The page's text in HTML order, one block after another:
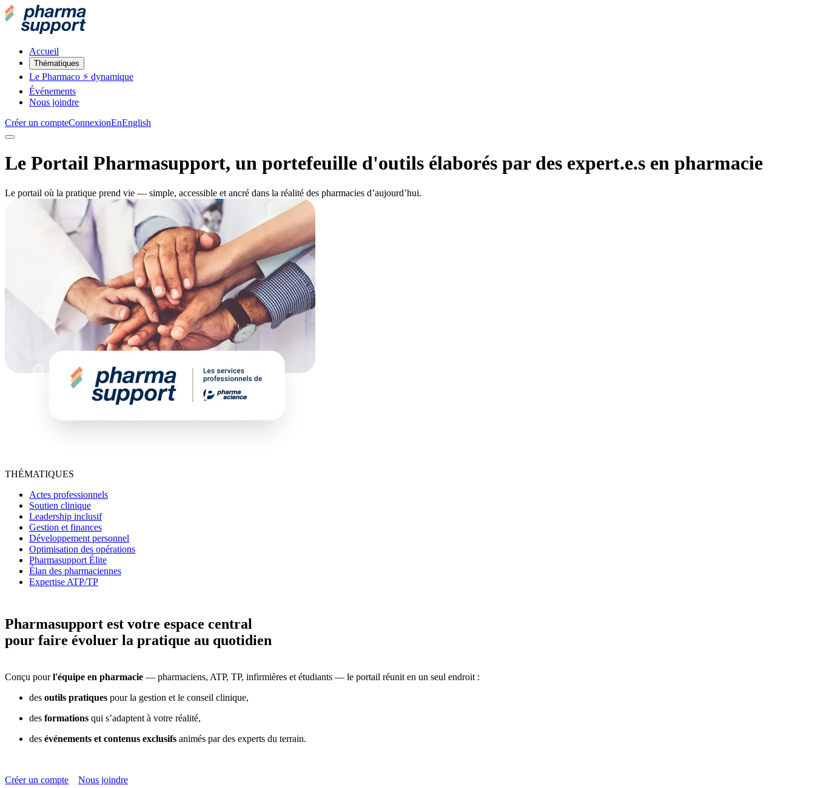
Accueil
Thématiques
Le Pharmaco ⚡️ dynamique
Événements
Nous joindre
Créer un compteConnexionEnEnglish
Le Portail Pharmasupport, un portefeuille d'outils élaborés par des expert.e.s en pharmacie
Le portail où la pratique prend vie — simple, accessible et ancré dans la réalité des pharmacies d’aujourd’hui.
THÉMATIQUES
Actes professionnels
Soutien clinique
Leadership inclusif
Gestion et finances
Développement personnel
Optimisation des opérations
Pharmasupport Élite
Élan des pharmaciennes
Expertise ATP/TP
Pharmasupport est votre espace central
pour faire évoluer la pratique au quotidien
Conçu pourl'équipe en pharmacie — pharmaciens, ATP, TP, infirmières et étudiants — le portail réunit en un seul endroit :
des outils pratiques pour la gestion et le conseil clinique,
des formations qui s’adaptent à votre réalité,
des événements et contenus exclusifs animés par des experts du terrain.
Créer un compte Nous joindre